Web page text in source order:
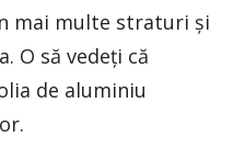
mai multe straturi şi
O să vedeţi că
de aluminiu